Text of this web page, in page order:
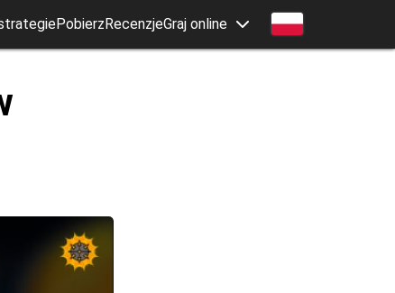
PobierzRecenzjeGraj online